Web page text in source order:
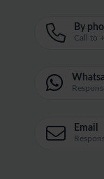
By
Call to
Email